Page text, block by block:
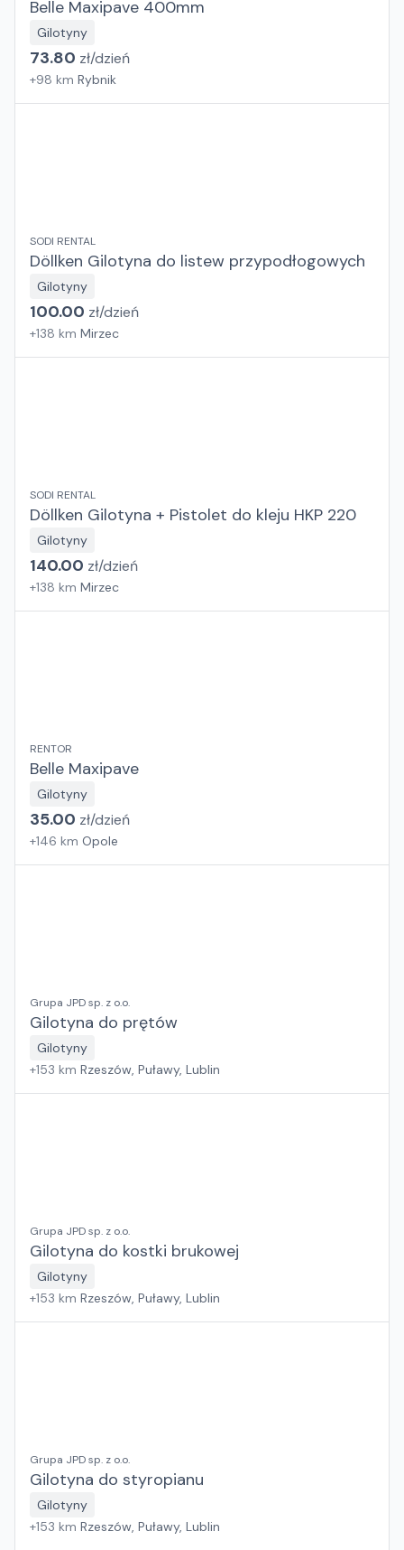
Belle Maxipave 400mm
Gilotyny
73.80 zł/dzień
+98 km Rybnik
SODI RENTAL
Döllken Gilotyna do listew przypodłogowych
Gilotyny
100.00 zł/dzień
+138 km Mirzec
SODI RENTAL
Döllken Gilotyna + Pistolet do kleju HKP 220
Gilotyny
140.00 zł/dzień
+138 km Mirzec
RENTOR
Belle Maxipave
Gilotyny
35.00 zł/dzień
+146 km Opole
Grupa JPD sp. z o.o.
Gilotyna do prętów
Gilotyny
+153 km Rzeszów, Puławy, Lublin
Grupa JPD sp. z o.o.
Gilotyna do kostki brukowej
Gilotyny
+153 km Rzeszów, Puławy, Lublin
Grupa JPD sp. z o.o.
Gilotyna do styropianu
Gilotyny
+153 km Rzeszów, Puławy, Lublin